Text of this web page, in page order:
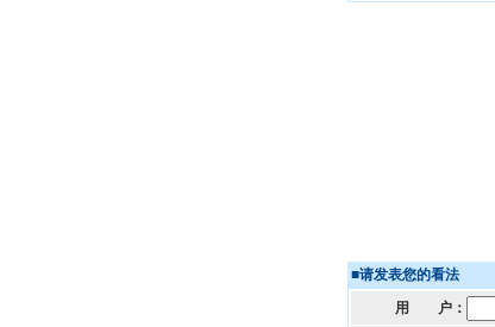
■请发表您的看法
用 户：